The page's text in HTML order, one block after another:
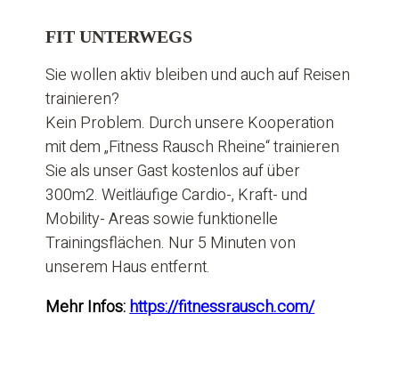
FIT UNTERWEGS
Sie wollen aktiv bleiben und auch auf Reisen
trainieren?
Kein Problem. Durch unsere Kooperation
mit dem „Fitness Rausch Rheine“ trainieren
Sie als unser Gast kostenlos auf über
300m2. Weitläufige Cardio-, Kraft- und
Mobility- Areas sowie funktionelle
Trainingsflächen. Nur 5 Minuten von
unserem Haus entfernt.
Mehr Infos:https://fitnessrausch.com/